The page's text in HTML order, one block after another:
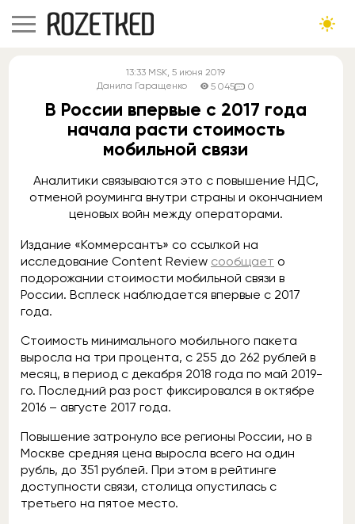
13:33 MSK, 5 июня 2019
Данила Гаращенко
5 045 0
В России впервые с 2017 года
начала расти стоимость
мобильной связи
Аналитики связываются это с повышение НДС,
отменой роуминга внутри страны и окончанием
ценовых войн между операторами.
Издание «Коммерсантъ» со ссылкой на
исследование Content Review сообщает о
подорожании стоимости мобильной связи в
России. Всплеск наблюдается впервые с 2017
года.
Стоимость минимального мобильного пакета
выросла на три процента, с 255 до 262 рублей в
месяц, в период с декабря 2018 года по май 2019-
го. Последний раз рост фиксировался в октябре
2016 – августе 2017 года.
Повышение затронуло все регионы России, но в
Москве средняя цена выросла всего на один
рубль, до 351 рублей. При этом в рейтинге
доступности связи, столица опустилась с
третьего на пятое место.